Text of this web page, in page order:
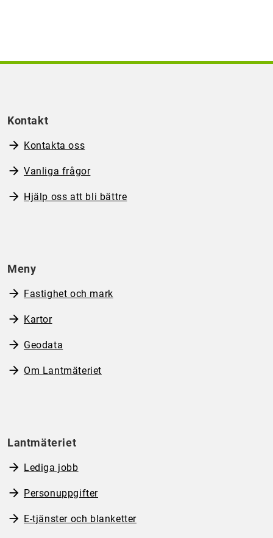
Kontakt
Kontakta oss
Vanliga frågor
Hjälp oss att bli bättre
Meny
Fastighet och mark
Kartor
Geodata
Om Lantmäteriet
Lantmäteriet
Lediga jobb
Personuppgifter
E-tjänster och blanketter